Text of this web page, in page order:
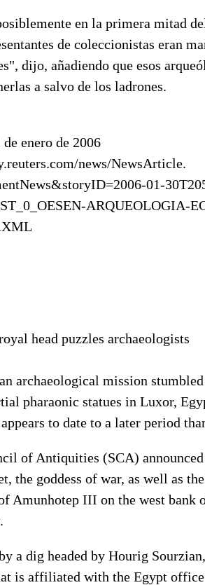
en la primera mitad
de coleccionistas eran
dijo, añadiendo que esos
a salvo de los ladrones.
enero de 2006
news/NewsArticle.
01-
ARQUEOLOGIA-
head puzzles archaeologists
archaeological mission
pharaonic statues in Luxor,
to date to a later period
of Antiquities (SCA)
the goddess of war, as well as
Amunhotep III on the west bank
a dig headed by Hourig
is affiliated with the Egypt